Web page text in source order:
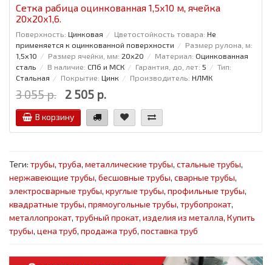
Сетка рабица оцинкованная 1,5x10 м, ячейка
20x20x1,6.
Поверхность: Цинковая Цветостойкость товара: Не
применяется к оцинкованной поверхности
Размер рулона, м:
1,5x10
Размер ячейки, мм: 20x20 Материал: Оцинкованная
сталь
В наличие: СПб и МСК Гарантия, до, лет: 5
Тип:
Стальная
Покрытие: Цинк Производитель: НЛМК
3 055 р. 2 505 р.
В корзину
Теги: трубы, труба, металлические трубы, стальные трубы,
нержавеющие трубы, бесшовные трубы, сварные трубы,
электросварные трубы, круглые трубы, профильные трубы,
квадратные трубы, прямоугольные трубы, трубопрокат,
металлопрокат, трубный прокат, изделия из металла, Купить
трубы, цена труб, продажа труб, поставка труб